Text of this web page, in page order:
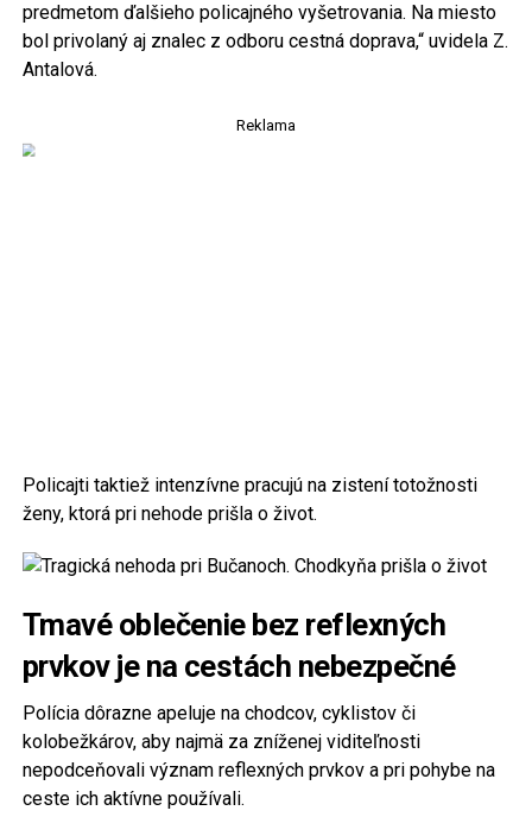
predmetom ďalšieho policajného vyšetrovania. Na miesto
bol privolaný aj znalec z odboru cestná doprava,“ uvidela Z.
Antalová.
Reklama
Policajti taktiež intenzívne pracujú na zistení totožnosti
ženy, ktorá pri nehode prišla o život.
Tmavé oblečenie bez reflexných
prvkov je na cestách nebezpečné
Polícia dôrazne apeluje na chodcov, cyklistov či
kolobežkárov, aby najmä za zníženej viditeľnosti
nepodceňovali význam reflexných prvkov a pri pohybe na
ceste ich aktívne používali.